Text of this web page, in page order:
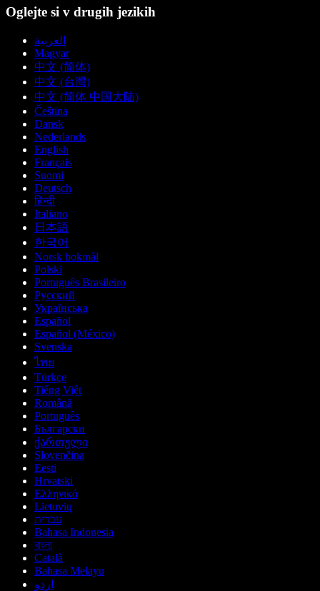
Oglejte si v drugih jezikih
العربية
Magyar
中文 (简体)
中文 (台灣)
中文 (简体 中国大陆)
Čeština
Dansk
Nederlands
English
Français
Suomi
Deutsch
हिन्दी
Italiano
日本語
한국어
Norsk bokmål
Polski
Português Brasileiro
Русский
Українська
Español
Español (México)
Svenska
ไทย
Türkçe
Tiếng Việt
Română
Português
Български
ქართული
Slovenčina
Eesti
Hrvatski
Ελληνικά
Lietuvių
עברית
Bahasa Indonesia
বাংলা
Català
Bahasa Melayu
اردو